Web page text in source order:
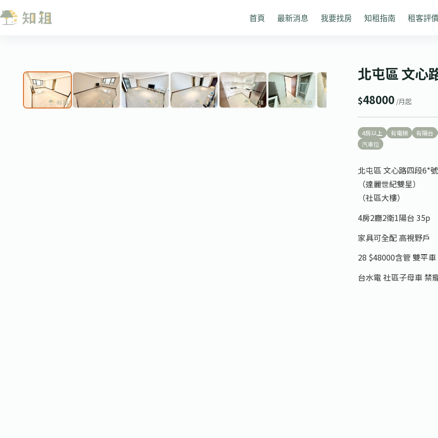
至
首頁 最新消息 我要找房 知租指南 租客評
北屯區 文心
$48000 /月起
4房以上 有電梯
有陽台
汽車位
北屯區 文心路四段6*號
（達麗世紀雙星）
（社區大樓）
4房2廳2衛1陽台 35p
家具可全配 高視野戶
28 $48000含管 雙平車
台水電 社區子母車 禁